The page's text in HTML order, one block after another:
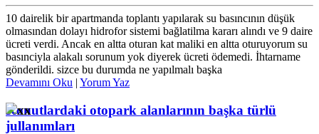
10 dairelik bir apartmanda toplantı yapılarak su basıncının düşük
olmasından dolayı hidrofor sistemi bağlatilma kararı alındı ve 9 daire
ücreti verdi. Ancak en altta oturan kat maliki en altta oturuyorum su
basınciyla alakalı sorunum yok diyerek ücreti ödemedi. İhtarname
gönderildi. sizce bu durumda ne yapılmalı başka
Devamını Oku | Yorum Yaz
Konutlardaki otopark alanlarının başka türlü
jullanımları